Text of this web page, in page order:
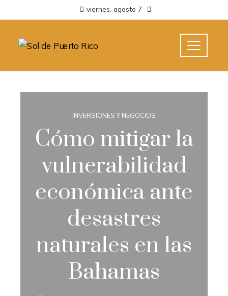
viernes, agosto 7
INVERSIONES Y NEGOCIOS
Cómo mitigar la
vulnerabilidad
económica ante
desastres
naturales en las
Bahamas